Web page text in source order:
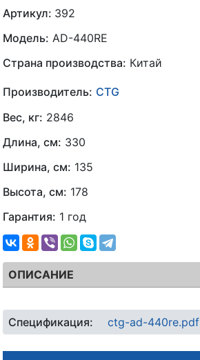
Артикул: 392
Модель: AD-440RE
Страна производства: Китай
Производитель: CTG
Вес, кг: 2846
Длина, см: 330
Ширина, см: 135
Высота, см: 178
Гарантия: 1 год
ОПИСАНИЕ
Спецификация: ctg-ad-440re.pdf